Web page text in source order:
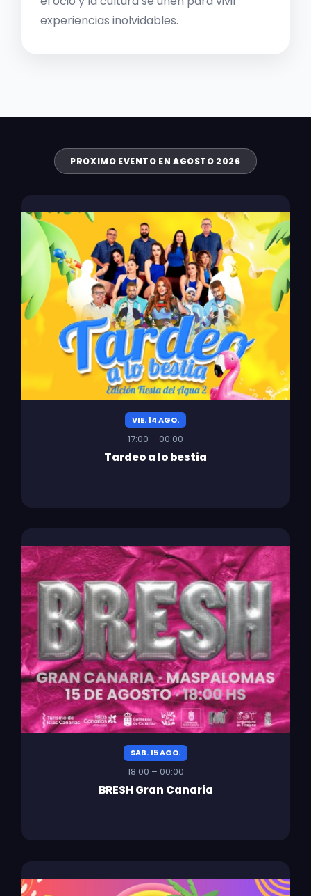
experiencias inolvidables.
PROXIMO EVENTO EN AGOSTO 2026
VIE. 14 AGO.
17:00 – 00:00
Tardeo a lo bestia
SAB. 15 AGO.
18:00 – 00:00
BRESH Gran Canaria